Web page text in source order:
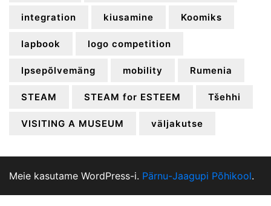
integration kiusamine Koomiks
lapbook logo competition
lpsepõlvemäng mobility Rumenia
STEAM STEAM for ESTEEM Tšehhi
VISITING A MUSEUM väljakutse
Meie kasutame WordPress-i. Pärnu-Jaagupi Põhikool.